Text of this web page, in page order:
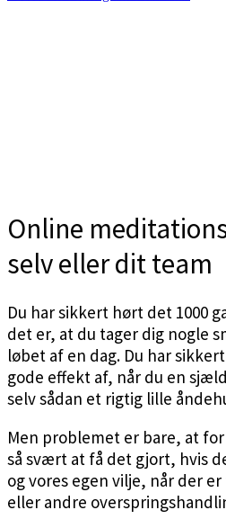
Online
selv eller dit team
Du har sikkert hørt det 1000
det er, at du tager dig nogle
løbet af en dag. Du har
gode effekt af, når du en
selv sådan et rigtig lille
Men problemet er bare, at
så svært at få det gjort, hvis
og vores egen vilje, når der
eller andre